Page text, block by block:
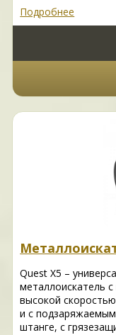
Подробнее
Quest X5 –
металлоискатель
высокой
и с
штанге, с